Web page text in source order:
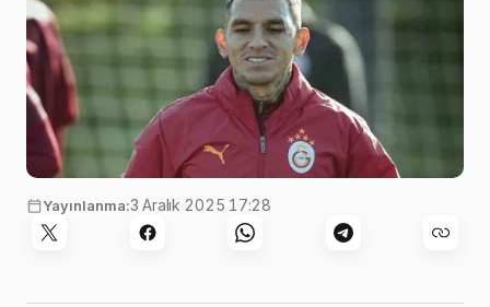
Yayınlanma:3 Aralık 2025 17:28